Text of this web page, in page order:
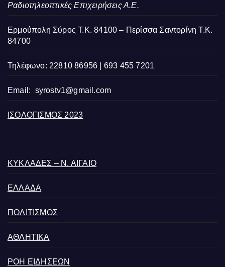
Ραδιοτηλεοπτικές Επιχειρήσεις Α.Ε.
Ερμούπολη Σύρος Τ.Κ. 84100 – Περίσσα Σαντορίνη Τ.Κ.
84700
Τηλέφωνο: 22810 86956 | 693 455 7201
Email: syrostv1@gmail.com
ΙΣΟΛΟΓΙΣΜΟΣ 2023
ΚΥΚΛΑΔΕΣ – Ν. ΑΙΓΑΙΟ
ΕΛΛΑΔΑ
ΠΟΛΙΤΙΣΜΟΣ
ΑΘΛΗΤΙΚΑ
ΡΟΗ ΕΙΔΗΣΕΩΝ